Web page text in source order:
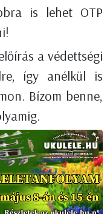
is lehet OTP
a védettségi
így anélkül is
Bízom benne,